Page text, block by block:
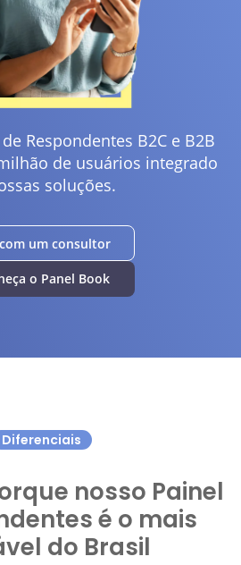
Respondentes B2C e B2B
de usuários integrado
soluções.
o Panel Book
um consultor
Diferenciais
nosso Painel
é o mais
do Brasil